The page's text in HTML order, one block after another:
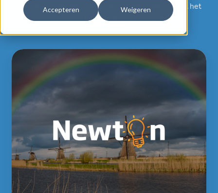
Accepteren Weigeren
en van het oefenen van echte examenopgaven tot het
opbouwen van een digitaal portfolio.
Newton